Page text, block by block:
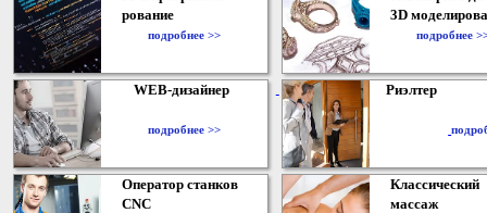
рование
подробнее >>
3D
подробнее
WEB-дизайнер
подробнее >>
Риэлтер
Оператор станков
CNC
Классический
массаж